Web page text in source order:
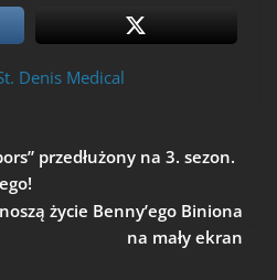
Denis Medical
przedłużony na 3. sezon.
życie Benny’ego Biniona
na mały ekran